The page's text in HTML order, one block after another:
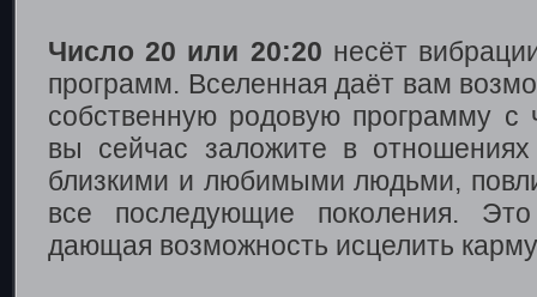
Число 20 или 20:20 несёт
программ. Вселенная даёт вам
собственную родовую программу с
вы сейчас заложите в
близкими и любимыми людьми,
все последующие поколения.
дающая возможность исцелить